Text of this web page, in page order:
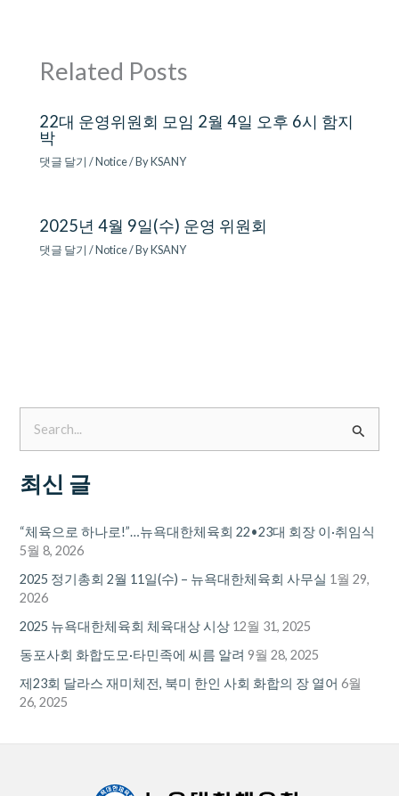
Related Posts
22대 운영위원회 모임 2월 4일 오후 6시 함지
박
댓글 달기 /Notice/ ByKSANY
2025년 4월 9일(수) 운영 위원회
댓글 달기 /Notice/ ByKSANY
대
최신 글
“체육으로 하나로!”…뉴욕대한체육회 22•23대 회장 이·취임식
5월 8, 2026
2025 정기총회 2월 11일(수) – 뉴욕대한체육회 사무실 1월 29,
2026
2025 뉴욕대한체육회 체육대상 시상 12월 31, 2025
동포사회 화합도모·타민족에 씨름 알려 9월 28, 2025
제23회 달라스 재미체전, 북미 한인 사회 화합의 장 열어 6월
26, 2025